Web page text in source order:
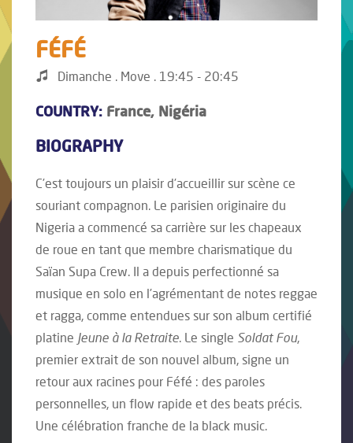
FÉFÉ
Dimanche . Move . 19:45 - 20:45
COUNTRY: France, Nigéria
BIOGRAPHY
C’est toujours un plaisir d’accueillir sur scène ce
souriant compagnon. Le parisien originaire du
Nigeria a commencé sa carrière sur les chapeaux
de roue en tant que membre charismatique du
Saïan Supa Crew. Il a depuis perfectionné sa
musique en solo en l’agrémentant de notes reggae
et ragga, comme entendues sur son album certifié
platine Jeune à la Retraite. Le single Soldat Fou,
premier extrait de son nouvel album, signe un
retour aux racines pour Féfé : des paroles
personnelles, un flow rapide et des beats précis.
Une célébration franche de la black music.